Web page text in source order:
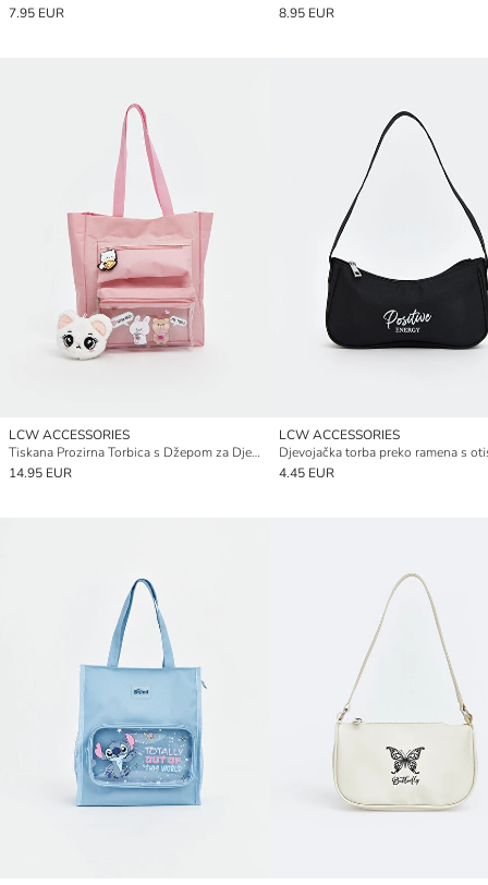
7.95 EUR
8.95 EUR
LCW ACCESSORIES
Tiskana Prozirna Torbica s Džepom za Djevojke
14.95 EUR
LCW ACCESSORIES
4.45 EUR